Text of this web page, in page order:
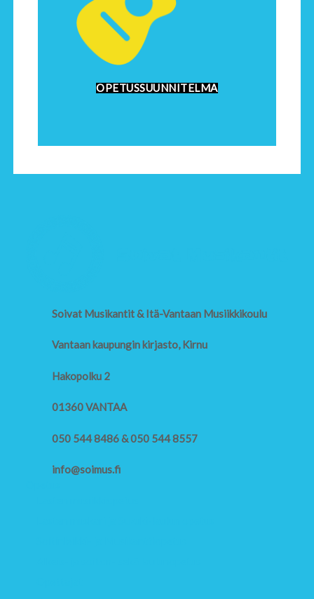
OPETUSSUUNNITELMA
Soivat Musikantit & Itä-Vantaan Musiikkikoulu
Vantaan kaupungin kirjasto, Kirnu
Hakopolku 2
01360 VANTAA
050 544 8486 & 050 544 8557
info@soimus.fi